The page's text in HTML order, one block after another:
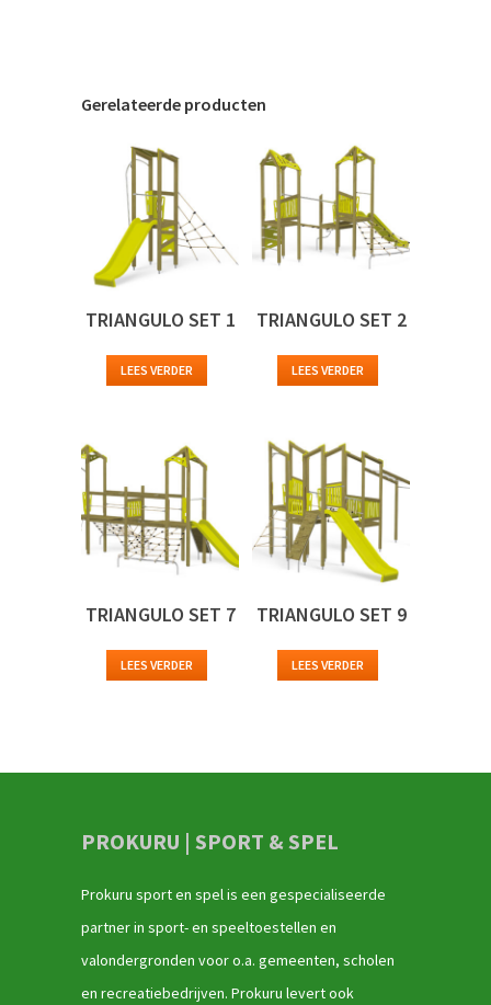
Gerelateerde producten
TRIANGULO SET 1
LEES VERDER
TRIANGULO SET 2
LEES VERDER
TRIANGULO SET 7
LEES VERDER
TRIANGULO SET 9
LEES VERDER
PROKURU | SPORT & SPEL
Prokuru sport en spel is een gespecialiseerde
partner in sport- en speeltoestellen en
valondergronden voor o.a. gemeenten, scholen
en recreatiebedrijven. Prokuru levert ook